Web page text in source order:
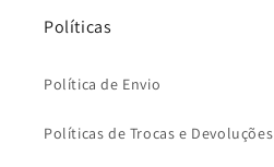
Políticas
Política de Envio
Políticas de Trocas e Devoluções